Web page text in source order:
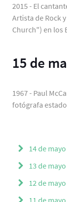
2015 - El
Artista de Rock
Church") en los
15 de
1967 - Paul
fotógrafa
14 de mayo
13 de mayo
12 de mayo